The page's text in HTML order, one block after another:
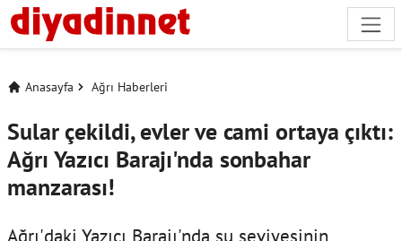
Anasayfa Ağrı Haberleri
Sular çekildi, evler ve cami ortaya çıktı:
Ağrı Yazıcı Barajı'nda sonbahar
manzarası!
Ağrı'daki Yazıcı Barajı'nda su seviyesinin